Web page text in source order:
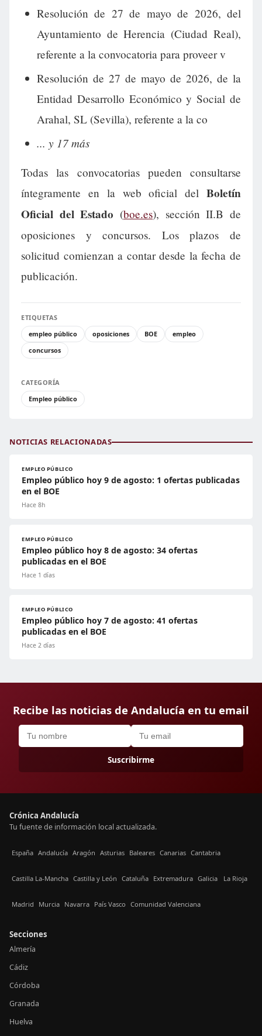
Resolución de 27 de mayo de 2026, del
Ayuntamiento de Herencia (Ciudad Real),
referente a la convocatoria para proveer v
Resolución de 27 de mayo de 2026, de la
Entidad Desarrollo Económico y Social de
Arahal, SL (Sevilla), referente a la co
... y 17 más
Todas las convocatorias pueden consultarse
íntegramente en la web oficial del Boletín
Oficial del Estado (boe.es), sección II.B de
oposiciones y concursos. Los plazos de
solicitud comienzan a contar desde la fecha de
publicación.
ETIQUETAS
empleo público
oposiciones BOE
empleo
concursos
CATEGORÍA
Empleo público
NOTICIAS RELACIONADAS
EMPLEO PÚBLICO
Empleo público hoy 9 de agosto: 1 ofertas publicadas
en el BOE
Hace 8h
EMPLEO PÚBLICO
Empleo público hoy 8 de agosto: 34 ofertas
publicadas en el BOE
Hace 1 días
EMPLEO PÚBLICO
Empleo público hoy 7 de agosto: 41 ofertas
publicadas en el BOE
Hace 2 días
Recibe las noticias de Andalucía en tu email
Suscribirme
Crónica Andalucía
Tu fuente de información local actualizada.
España Andalucía Aragón Asturias Baleares Canarias Cantabria
Castilla La-Mancha Castilla y León Cataluña Extremadura Galicia La Rioja
Madrid Murcia Navarra País Vasco Comunidad Valenciana
Secciones
Almería
Cádiz
Córdoba
Granada
Huelva